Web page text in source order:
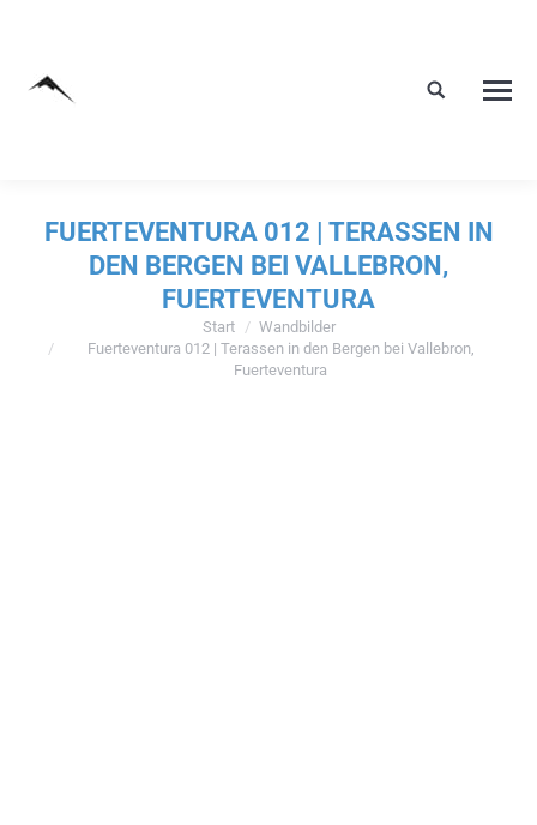
FUERTEVENTURA 012 | TERASSEN IN
DEN BERGEN BEI VALLEBRON,
FUERTEVENTURA
Start
Wandbilder
Fuerteventura 012 | Terassen in den Bergen bei Vallebron,
Fuerteventura